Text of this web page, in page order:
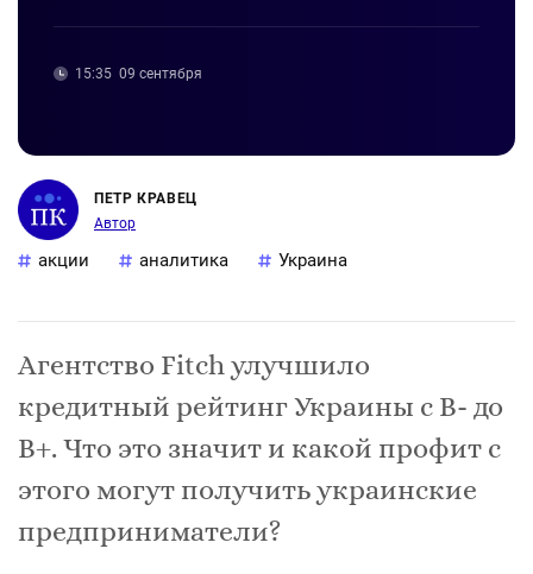
15:35 09 сентября
ПЕТР КРАВЕЦ
Автор
акции аналитика Украина
Агентство Fitch улучшило
кредитный рейтинг Украины с В- до
В+. Что это значит и какой профит с
этого могут получить украинские
предприниматели?